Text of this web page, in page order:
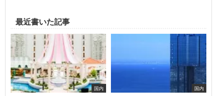
最近書いた記事
国内 国内